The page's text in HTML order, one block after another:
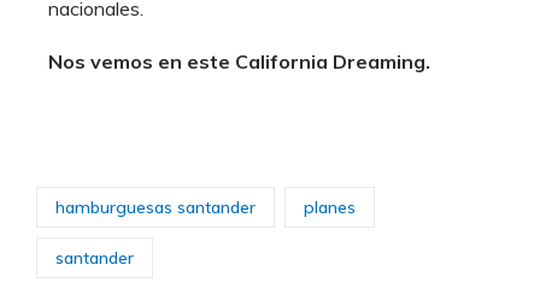
nacionales.
Nos vemos en este California Dreaming.
hamburguesas santander planes
santander